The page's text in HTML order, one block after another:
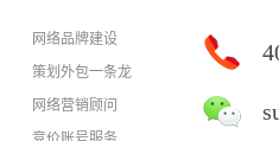
网络品牌建设
策划外包一条龙
网络营销顾问